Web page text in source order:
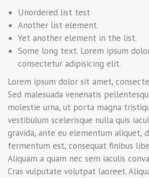
Unordered list test
Another list element.
Yet another element in the list.
Some long text. Lorem ipsum
consectetur adipisicing elit.
Lorem ipsum dolor sit amet,
Sed malesuada venenatis
molestie urna, ut porta magna
vestibulum scelerisque nulla quis
gravida, ante eu elementum aliquet,
fermentum est, consequat finibus
Aliquam a quam nec sem iaculis
Cras vulputate volutpat laoreet.